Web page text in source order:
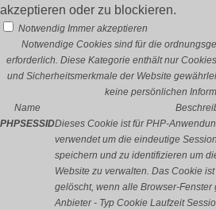
akzeptieren oder zu blockieren.
Notwendig Immer akzeptieren
Notwendige Cookies sind für die
erforderlich. Diese Kategorie enthält nur
und Sicherheitsmerkmale der Website
keine persönlichen
Name
PHPSESSIDDieses Cookie ist für PHP-
verwendet um die eindeutige
speichern und zu identifizieren um
Website zu verwalten. Das Cookie
gelöscht, wenn alle Browser-Fenster
Anbieter - Typ Cookie Laufzeit